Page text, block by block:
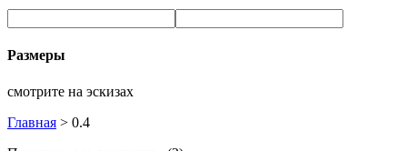
Размеры
смотрите на эскизах
Главная > 0.4